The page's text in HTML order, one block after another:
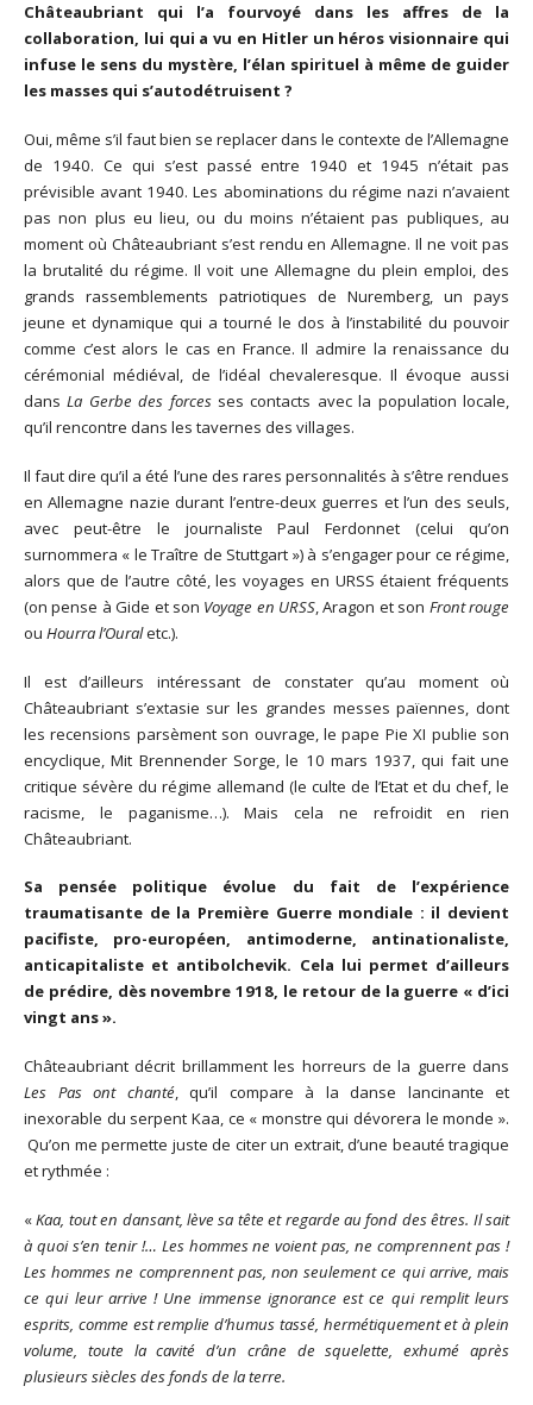
Châteaubriant qui l’a fourvoyé dans les affres de la
collaboration, lui qui a vu en Hitler un héros visionnaire qui
infuse le sens du mystère, l’élan spirituel à même de guider
les masses qui s’autodétruisent ?
Oui, même s’il faut bien se replacer dans le contexte de l’Allemagne
de 1940. Ce qui s’est passé entre 1940 et 1945 n’était pas
prévisible avant 1940. Les abominations du régime nazi n’avaient
pas non plus eu lieu, ou du moins n’étaient pas publiques, au
moment où Châteaubriant s’est rendu en Allemagne. Il ne voit pas
la brutalité du régime. Il voit une Allemagne du plein emploi, des
grands rassemblements patriotiques de Nuremberg, un pays
jeune et dynamique qui a tourné le dos à l’instabilité du pouvoir
comme c’est alors le cas en France. Il admire la renaissance du
cérémonial médiéval, de l’idéal chevaleresque. Il évoque aussi
dans La Gerbe des forcesses contacts avec la population locale,
qu’il rencontre dans les tavernes des villages.
Il faut dire qu’il a été l’une des rares personnalités à s’être rendues
en Allemagne nazie durant l’entre-deux guerres et l’un des seuls,
avec peut-être le journaliste Paul Ferdonnet (celui qu’on
surnommera « le Traître de Stuttgart ») à s’engager pour ce régime,
alors que de l’autre côté, les voyages en URSS étaient fréquents
(on pense à Gide et son Voyage en URSS, Aragon et son Front rouge
ou Hourra l’Ouraletc.).
Il est d’ailleurs intéressant de constater qu’au moment où
Châteaubriant s’extasie sur les grandes messes païennes, dont
les recensions parsèment son ouvrage, le pape Pie XI publie son
encyclique, Mit Brennender Sorge, le 10 mars 1937, qui fait une
critique sévère du régime allemand (le culte de l’Etat et du chef, le
racisme, le paganisme…). Mais cela ne refroidit en rien
Châteaubriant.
Sa pensée politique évolue du fait de l’expérience
traumatisante de la Première Guerre mondiale : il devient
pacifiste, pro-européen, antimoderne, antinationaliste,
anticapitaliste et antibolchevik. Cela lui permet d’ailleurs
de prédire, dès novembre 1918, le retour de la guerre « d’ici
vingt ans ».
Châteaubriant décrit brillamment les horreurs de la guerre dans
Les Pas ont chanté, qu’il compare à la danse lancinante et
inexorable du serpent Kaa, ce « monstre qui dévorera le monde ».
Qu’on me permette juste de citer un extrait, d’une beauté tragique
et rythmée :
«Kaa, tout en dansant, lève sa tête et regarde au fond des êtres. Il sait
à quoi s’en tenir !… Les hommes ne voient pas, ne comprennent pas !
Les hommes ne comprennent pas, non seulement ce qui arrive, mais
ce qui leur arrive ! Une immense ignorance est ce qui remplit leurs
esprits, comme est remplie d’humus tassé, hermétiquement et à plein
volume, toute la cavité d’un crâne de squelette, exhumé après
plusieurs siècles des fonds de la terre.